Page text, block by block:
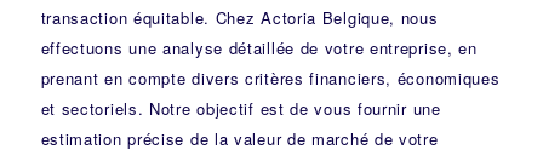
transaction équitable. Chez Actoria Belgique, nous
effectuons une analyse détaillée de votre entreprise, en
prenant en compte divers critères financiers, économiques
et sectoriels. Notre objectif est de vous fournir une
estimation précise de la valeur de marché de votre